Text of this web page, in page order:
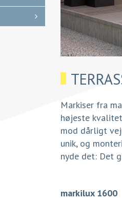
Markiser fra
højeste
mod dårligt
unik, og
nyde det: Det
markilux 1600